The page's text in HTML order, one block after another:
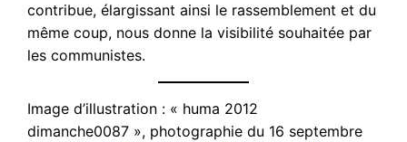
contribue, élargissant ainsi le rassemblement et du
même coup, nous donne la visibilité souhaitée par
les communistes.
Image d’illustration : « huma 2012
dimanche0087 », photographie du 16 septembre